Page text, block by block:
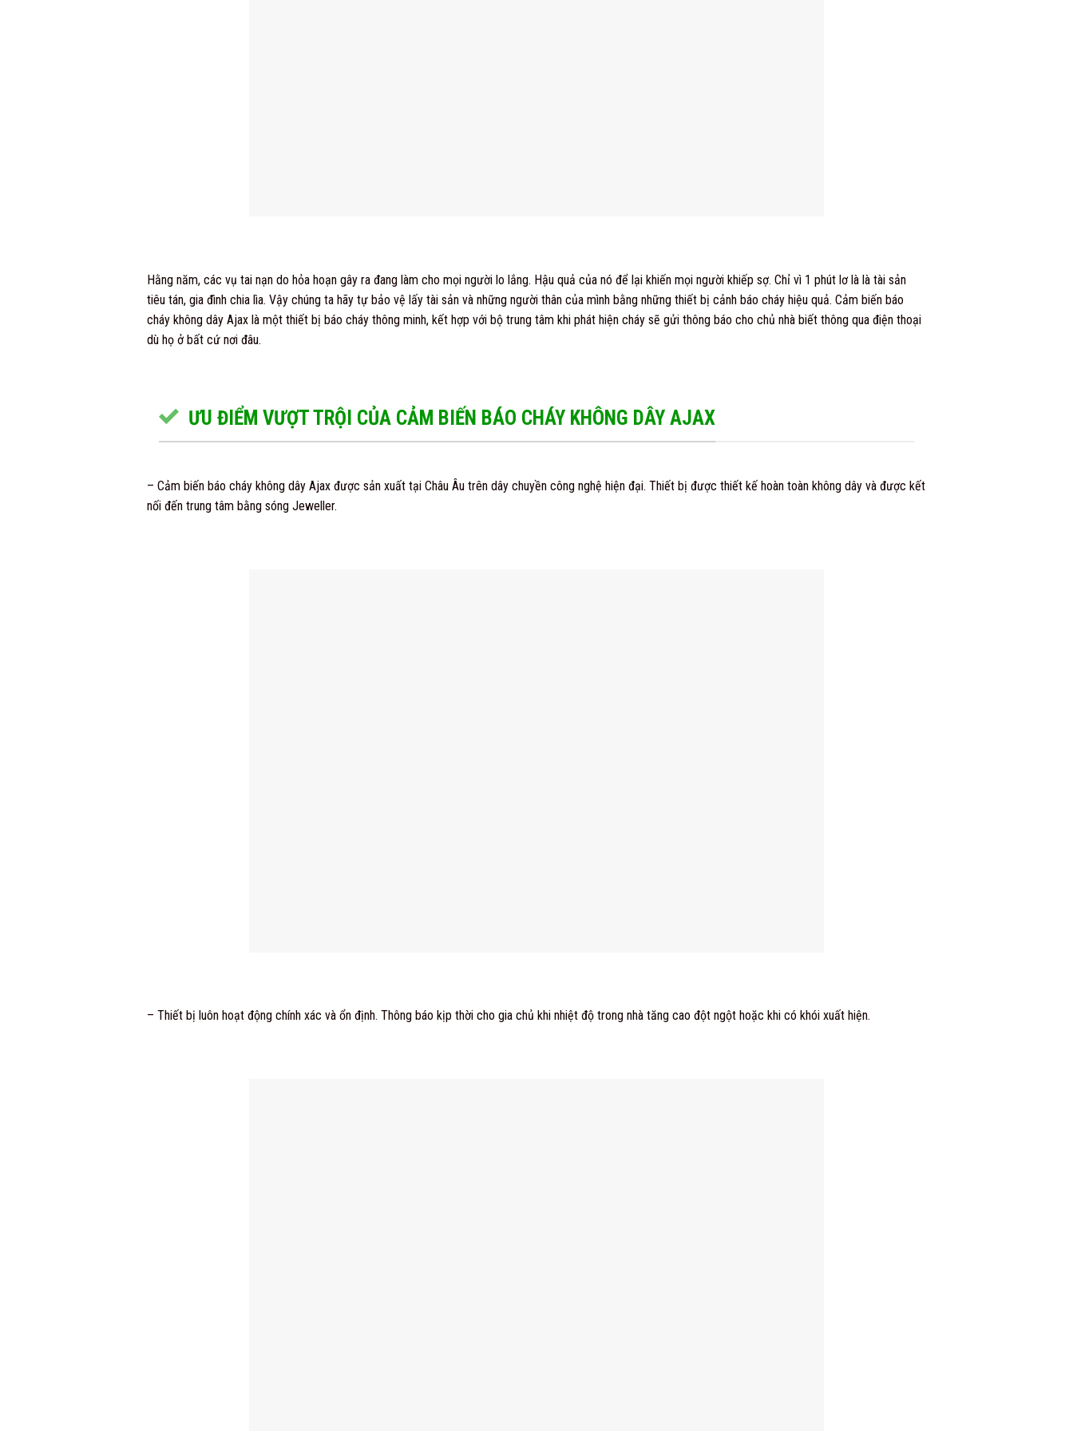
Hằng năm, các vụ tai nạn do hỏa hoạn gây ra đang làm cho mọi người lo lắng. Hậu quả của nó để lại khiến mọi người khiếp sợ. Chỉ vì 1 phút lơ là là tài sản
tiêu tán, gia đình chia lìa. Vậy chúng ta hãy tự bảo vệ lấy tài sản và những người thân của mình bằng những thiết bị cảnh báo cháy hiệu quả. Cảm biến báo
cháy không dây Ajax là một thiết bị báo cháy thông minh, kết hợp với bộ trung tâm khi phát hiện cháy sẽ gửi thông báo cho chủ nhà biết thông qua điện thoại
dù họ ở bất cứ nơi đâu.
ƯU ĐIỂM VƯỢT TRỘI CỦA CẢM BIẾN BÁO CHÁY KHÔNG DÂY AJAX
– Cảm biến báo cháy không dây Ajax được sản xuất tại Châu Âu trên dây chuyền công nghệ hiện đại. Thiết bị được thiết kế hoàn toàn không dây và được kết
nối đến trung tâm bằng sóng Jeweller.
– Thiết bị luôn hoạt động chính xác và ổn định. Thông báo kịp thời cho gia chủ khi nhiệt độ trong nhà tăng cao đột ngột hoặc khi có khói xuất hiện.